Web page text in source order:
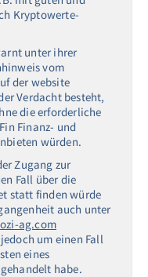
Kryptowerte-
unter ihrer
vom
der website
Verdacht besteht,
die erforderliche
Finanz- und
würden.
Zugang zur
Fall über die
statt finden würde
auch unter
ag.com
um einen Fall
eines
habe.